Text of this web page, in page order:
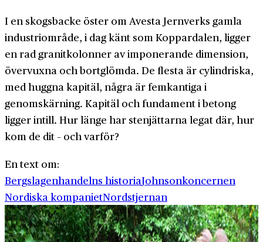
I en skogsbacke öster om Avesta Jernverks gamla
industriområde, i dag känt som Koppardalen, ligger
en rad granitkolonner av imponerande dimension,
övervuxna och bortglömda. De flesta är cylindriska,
med huggna kapitäl, några är femkantiga i
genomskärning. Kapitäl och fundament i betong
ligger intill. Hur länge har stenjättarna legat där, hur
kom de dit – och varför?
En text om:
Bergslagenhandelns historiaJohnsonkoncernen
Nordiska kompanietNordstjernan